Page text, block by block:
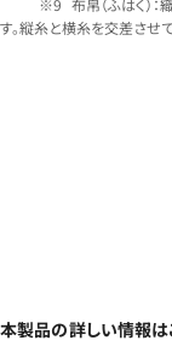
布帛（ふはく）
す。縦糸と横糸を交差させ
本製品の詳しい情報は